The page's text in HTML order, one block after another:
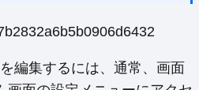
編集するには、通常、画面